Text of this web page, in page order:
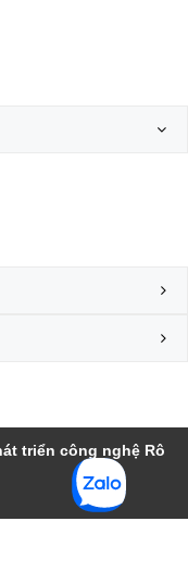
triển công nghệ Rô